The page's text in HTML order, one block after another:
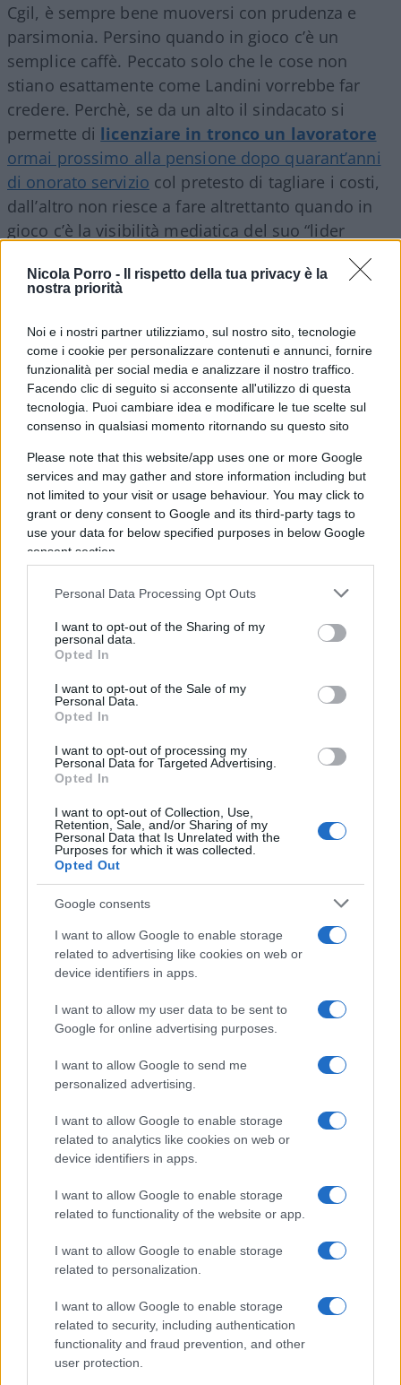
Nicola Porro -
Il rispetto della tua privacy è la
nostra priorità
Noi e i nostri partner utilizziamo, sul nostro sito, tecnologie
come i cookie per personalizzare contenuti e annunci, fornire
funzionalità per social media e analizzare il nostro traffico.
Facendo clic di seguito si acconsente all'utilizzo di questa
tecnologia. Puoi cambiare idea e modificare le tue scelte sul
consenso in qualsiasi momento ritornando su questo sito
Please note that this website/app uses one or more Google
services and may gather and store information including but
not limited to your visit or usage behaviour. You may click to
grant or deny consent to Google and its third-party tags to
use your data for below specified purposes in below Google
consent section.
Personal Data Processing Opt Outs
I want to opt-out of the Sharing of my
personal data.
Opted In
I want to opt-out of the Sale of my
Personal Data.
Opted In
I want to opt-out of processing my
Personal Data for Targeted Advertising.
Opted In
I want to opt-out of Collection, Use,
Retention, Sale, and/or Sharing of my
Personal Data that Is Unrelated with the
Purposes for which it was collected.
Opted Out
Google consents
I want to allow Google to enable storage
related to advertising like cookies on web or
device identifiers in apps.
I want to allow my user data to be sent to
Google for online advertising purposes.
I want to allow Google to send me
personalized advertising.
I want to allow Google to enable storage
related to analytics like cookies on web or
device identifiers in apps.
I want to allow Google to enable storage
related to functionality of the website or app.
I want to allow Google to enable storage
related to personalization.
I want to allow Google to enable storage
related to security, including authentication
functionality and fraud prevention, and other
user protection.
Cgil, è sempre bene muoversi con prudenza e
parsimonia. Persino quando in gioco c’è un
semplice caffè. Peccato solo che le cose non
stiano esattamente come Landini vorrebbe far
credere. Perchè, se da un alto il sindacato si
permette di licenziare in tronco un lavoratore
ormai prossimo alla pensione dopo quarant’anni
di onorato servizio col pretesto di tagliare i costi,
dall’altro non riesce a fare altrettanto quando in
gioco c’è la visibilità mediatica del suo “lider
maximo”. Un dipendente che grava sui bilanci per
appena 55 mila euro lordi l’anno è un lusso che la
Confederazione non può permettersi. E quindi,
out il portavoce di Landini. Troppo oneroso per
le deficitarie casse confederative. D’altro canto,
però, le medesime logiche non vengono utilizzate,
ad esempio, nel caso dei costi di comunicazione.
E che costi!
Più di 2,8 milioni di euro nell’anno 2021come
raccontaIl Giornale, e ulteriori 2,7 per il 2022, di
cui oltre 2 milioni versati solo alla Futura srl,
società che cura la comunicazione del sindacato e
garantendone altresì le esposizioni. Un
investimento a dir poco ingente, fortemente
voluto da un Maurizio Landini decisamente più
sua figura, che alla propaganda sindacale. Ma non
è tutto. Nel solo anno 2022 la Cgil ha speso circa
500 mila euro per finanziare tre
manifestazioni per la pace e reclamare, con
vivo orgoglio antiatlantista, l’immediata
sospensione del sostegno italiano alla causa di
liberazione ucraina. Posizioni politiche a parte,
sulle quali ci sarebbe comunque non poco da
obiettare, non si comprende francamente quale
sia il nesso tra le iniziative pacifiste
generosamente promosse dalla Cgil e l’attività
sindacale di cui, fino a prova contraria, un
sindacato dovrebbe occuparsi. Chissà.
Ma d’altronde, c’è poco da stupirsi, da buon
narcisista qual è,Maurizio Landini ama
prendersi la scena
, interpretare la parte del
protagonista, e quando in ballo ci sono
l’immagine e il prestigio personale non sembra
proprio bastare a spese. Con buona pace degli
iscritti e del suo portavoce. Ops, ex portavoce.
Salvatore Di Bartolo, 13 settembre 2023
#MAURIZIO LANDINI #SINDACATO